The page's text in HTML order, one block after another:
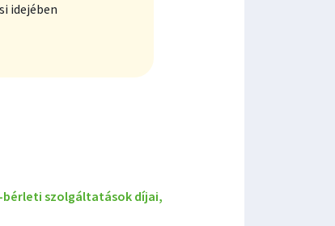
idejében
bérleti szolgáltatások díjai,